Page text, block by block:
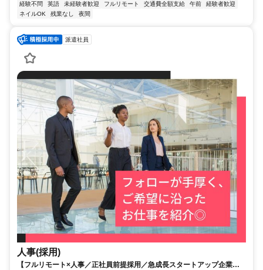
経験不問
英語 未経験者歓迎 フルリモート 交通費全額支給 午前
経験者歓迎
ネイルOK
残業なし 夜間
派遣社員
人事(採用)
【フルリモート×人事／正社員前提採用／急成長スタートアップ企業／